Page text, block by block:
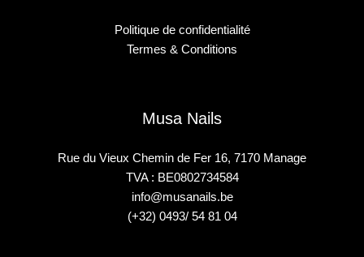
Politique de confidentialité
Termes & Conditions
Musa Nails
Rue du Vieux Chemin de Fer 16, 7170 Manage
TVA : BE0802734584
info@musanails.be
(+32) 0493/ 54 81 04